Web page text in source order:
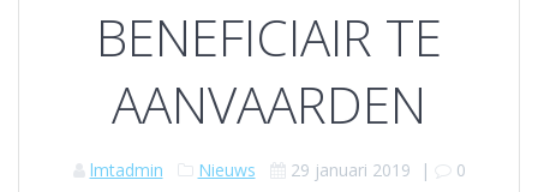
BENEFICIAIR TE
AANVAARDEN
lmtadmin Nieuws 29 januari 2019 | 0